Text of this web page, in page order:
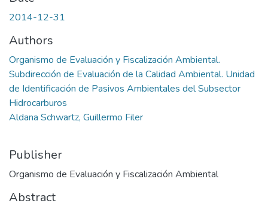
2014-12-31
Authors
Organismo de Evaluación y Fiscalización Ambiental.
Subdirección de Evaluación de la Calidad Ambiental. Unidad
de Identificación de Pasivos Ambientales del Subsector
Hidrocarburos
Aldana Schwartz, Guillermo Filer
Publisher
Organismo de Evaluación y Fiscalización Ambiental
Abstract